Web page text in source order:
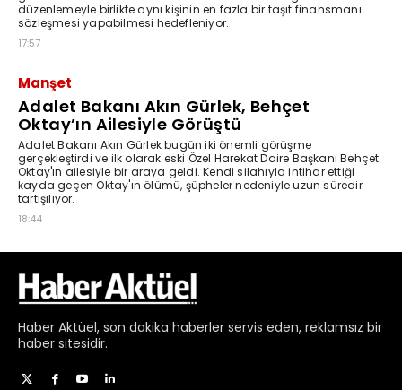
Haber Aktüel, son dakika haberler servis eden, reklamsız bir
haber sitesidir.